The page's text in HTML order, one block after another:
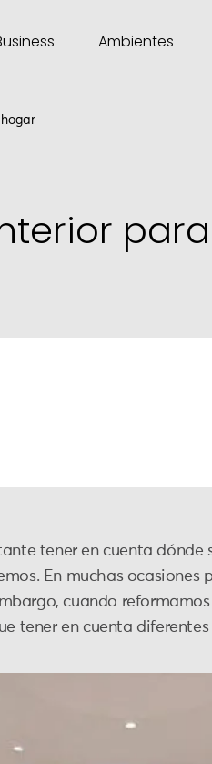
Ambientes
tener en cuenta dónde
En muchas ocasiones
cuando
tener en cuenta diferentes